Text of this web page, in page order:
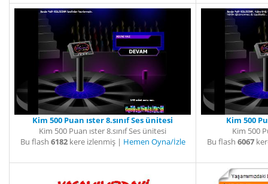
Kim 500 Puan ıster 8.sınıf Ses ünitesi
Kim 500 Puan ıster 8.sınıf Ses ünitesi
Bu flash 6182kere izlenmiş | Hemen Oyna/İzle
Kim 500
Kim 500
Bu flash 6067